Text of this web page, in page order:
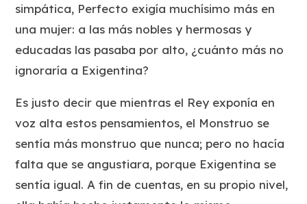
simpática, Perfecto exigía muchísimo más en
una mujer: a las más nobles y hermosas y
educadas las pasaba por alto, ¿cuánto más no
ignoraría a Exigentina?
Es justo decir que mientras el Rey exponía en
voz alta estos pensamientos, el Monstruo se
sentía más monstruo que nunca; pero no hacía
falta que se angustiara, porque Exigentina se
sentía igual. A fin de cuentas, en su propio nivel,